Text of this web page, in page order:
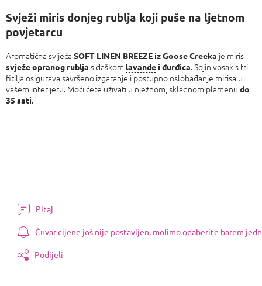
Svježi miris donjeg rublja koji puše na ljetnom
povjetarcu
Aromatična svijeća SOFT LINEN BREEZE iz Goose Creeka je miris
svježe opranog rublja s daškom lavande i đurđica. Sojin vosak s tri
fitilja osigurava savršeno izgaranje i postupno oslobađanje mirisa u
vašem interijeru. Moći ćete uživati ​​u nježnom, skladnom plamenu do
35 sati.
Pitaj
Čuvar cijene još nije postavljen, molimo odaberite barem
Podijeli